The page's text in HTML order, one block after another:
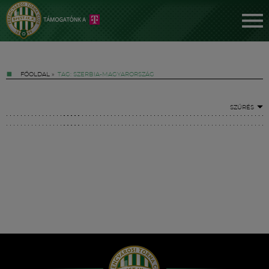
FŐOLDAL » TAG: SZERBIA-MAGYARORSZÁG
SZŰRÉS
Hírek